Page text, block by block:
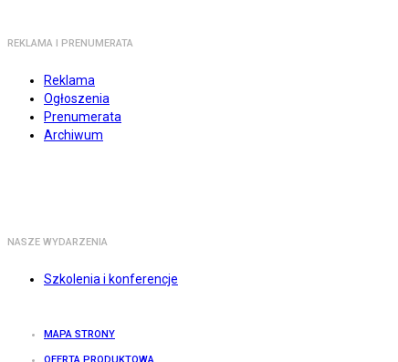
REKLAMA I PRENUMERATA
Reklama
Ogłoszenia
Prenumerata
Archiwum
NASZE WYDARZENIA
Szkolenia i konferencje
MAPA STRONY